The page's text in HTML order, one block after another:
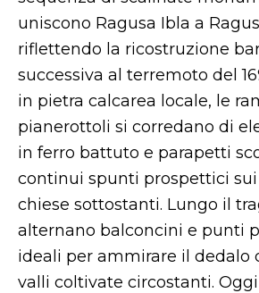
uniscono Ragusa Ibla a
riflettendo la ricostruzione
successiva al terremoto del
in pietra calcarea locale, le
pianerottoli si corredano di
in ferro battuto e parapetti
continui spunti prospettici
chiese sottostanti. Lungo il
alternano balconcini e punti
ideali per ammirare il dedalo
valli coltivate circostanti.